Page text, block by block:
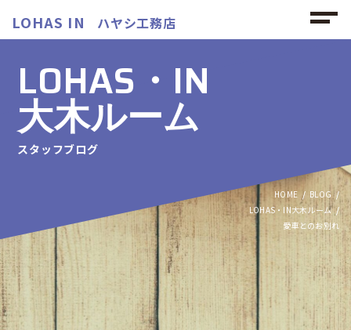
LOHAS IN ハヤシ工務店
LOHAS・IN
大木ルーム
スタッフブログ
HOME
BLOG
LOHAS・IN大木ルーム
愛車とのお別れ